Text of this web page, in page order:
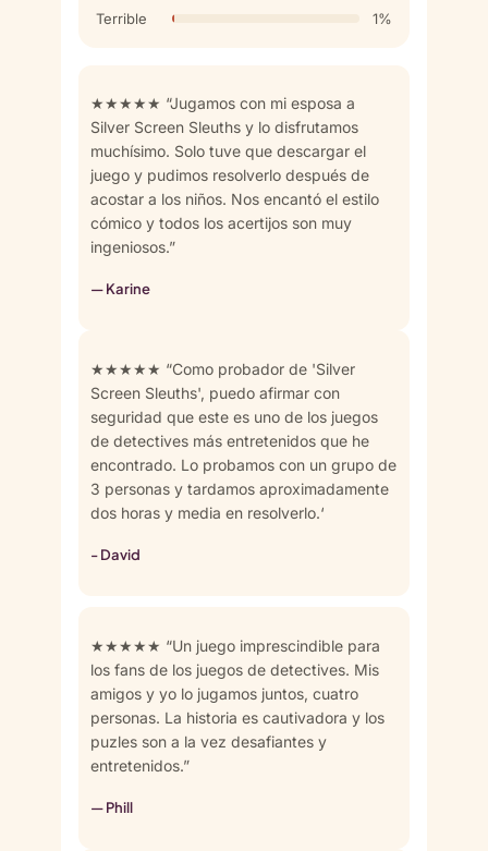
Terrible
1%
★★★★★ “Jugamos con mi esposa a
Silver Screen Sleuths y lo disfrutamos
muchísimo. Solo tuve que descargar el
juego y pudimos resolverlo después de
acostar a los niños. Nos encantó el estilo
cómico y todos los acertijos son muy
ingeniosos.”
— Karine
★★★★★ “Como probador de 'Silver
Screen Sleuths', puedo afirmar con
seguridad que este es uno de los juegos
de detectives más entretenidos que he
encontrado. Lo probamos con un grupo de
3 personas y tardamos aproximadamente
dos horas y media en resolverlo.‘
- David
★★★★★ “Un juego imprescindible para
los fans de los juegos de detectives. Mis
amigos y yo lo jugamos juntos, cuatro
personas. La historia es cautivadora y los
puzles son a la vez desafiantes y
entretenidos.”
— Phill